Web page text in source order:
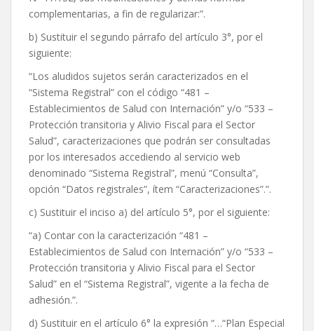
complementarias, a fin de regularizar:”.
b) Sustituir el segundo párrafo del artículo 3°, por el
siguiente:
“Los aludidos sujetos serán caracterizados en el
“Sistema Registral” con el código “481 –
Establecimientos de Salud con Internación” y/o “533 –
Protección transitoria y Alivio Fiscal para el Sector
Salud”, caracterizaciones que podrán ser consultadas
por los interesados accediendo al servicio web
denominado “Sistema Registral”, menú “Consulta”,
opción “Datos registrales”, ítem “Caracterizaciones”.”.
c) Sustituir el inciso a) del artículo 5°, por el siguiente:
“a) Contar con la caracterización “481 –
Establecimientos de Salud con Internación” y/o “533 –
Protección transitoria y Alivio Fiscal para el Sector
Salud” en el “Sistema Registral”, vigente a la fecha de
adhesión.”.
d) Sustituir en el artículo 6° la expresión “…“Plan Especial